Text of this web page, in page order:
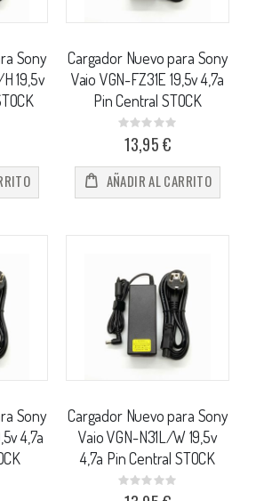
Sony
19,5v
Cargador Nuevo para Sony
Vaio VGN-FZ31E 19,5v 4,7a
Pin Central STOCK
Rating:
0%13,95 €
AÑADIR AL CARRITO
Sony
4,7a
Cargador Nuevo para Sony
Vaio VGN-N31L/W 19,5v
4,7a Pin Central STOCK
Rating:
0%